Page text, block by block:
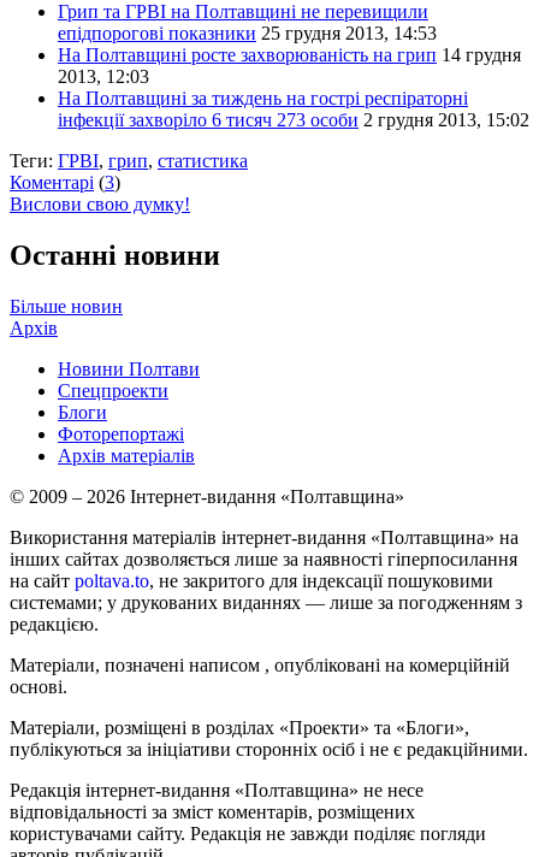
Грип та ГРВІ на Полтавщині не перевищили
епідпорогові показники 25 грудня 2013, 14:53
На Полтавщині росте захворюваність на грип 14 грудня
2013, 12:03
На Полтавщині за тиждень на гострі респіраторні
інфекції захворіло 6 тисяч 273 особи 2 грудня 2013, 15:02
Теги: ГРВІ, грип, статистика
Коментарі (3)
Вислови свою думку!
Останні новини
Більше новин
Архів
Новини Полтави
Спецпроекти
Блоги
Фоторепортажі
Архів матеріалів
© 2009 – 2026 Інтернет-видання «Полтавщина»
Використання матеріалів інтернет-видання «Полтавщина» на
інших сайтах дозволяється лише за наявності гіперпосилання
на сайт poltava.to, не закритого для індексації пошуковими
системами; у друкованих виданнях — лише за погодженням з
редакцією.
Матеріали, позначені написом , опубліковані на комерційній
основі.
Матеріали, розміщені в розділах «Проекти» та «Блоги»,
публікуються за ініціативи сторонніх осіб і не є редакційними.
Редакція інтернет-видання «Полтавщина» не несе
відповідальності за зміст коментарів, розміщених
користувачами сайту. Редакція не завжди поділяє погляди